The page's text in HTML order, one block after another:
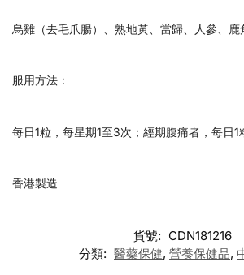
烏雞（去毛爪腸）、熟地黃、當歸、人參、鹿
服用方法：
每日1粒，每星期1至3次；經期腹痛者，每日1
香港製造
貨號: CDN181216
分類: 醫藥保健, 營養保健品,